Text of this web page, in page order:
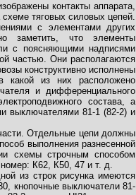
контакты аппарата,
тяговых силовых цепей.
с элементами других
заметить, что элементы
с поясняющими надписями
частью. Они располагаются
конструктивно исполнены
какой из них расположено
и дифференциального
состава, а
выключателями 81-1 (82-2) и
Отдельные цепи должны
выполнения разнесенной
схемы строчным способом
К62, К50, 47 и т. д.
из строк рисунка имеются
кнопочные выключатели 81-